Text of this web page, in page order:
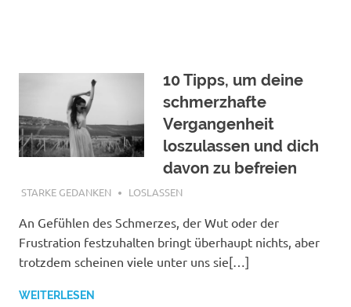
10 Tipps, um deine
schmerzhafte
Vergangenheit
loszulassen und dich
davon zu befreien
FEBRUAR 5, 2021
STARKE GEDANKEN LOSLASSEN
An Gefühlen des Schmerzes, der Wut oder der
Frustration festzuhalten bringt überhaupt nichts, aber
trotzdem scheinen viele unter uns sie[…]
WEITERLESEN